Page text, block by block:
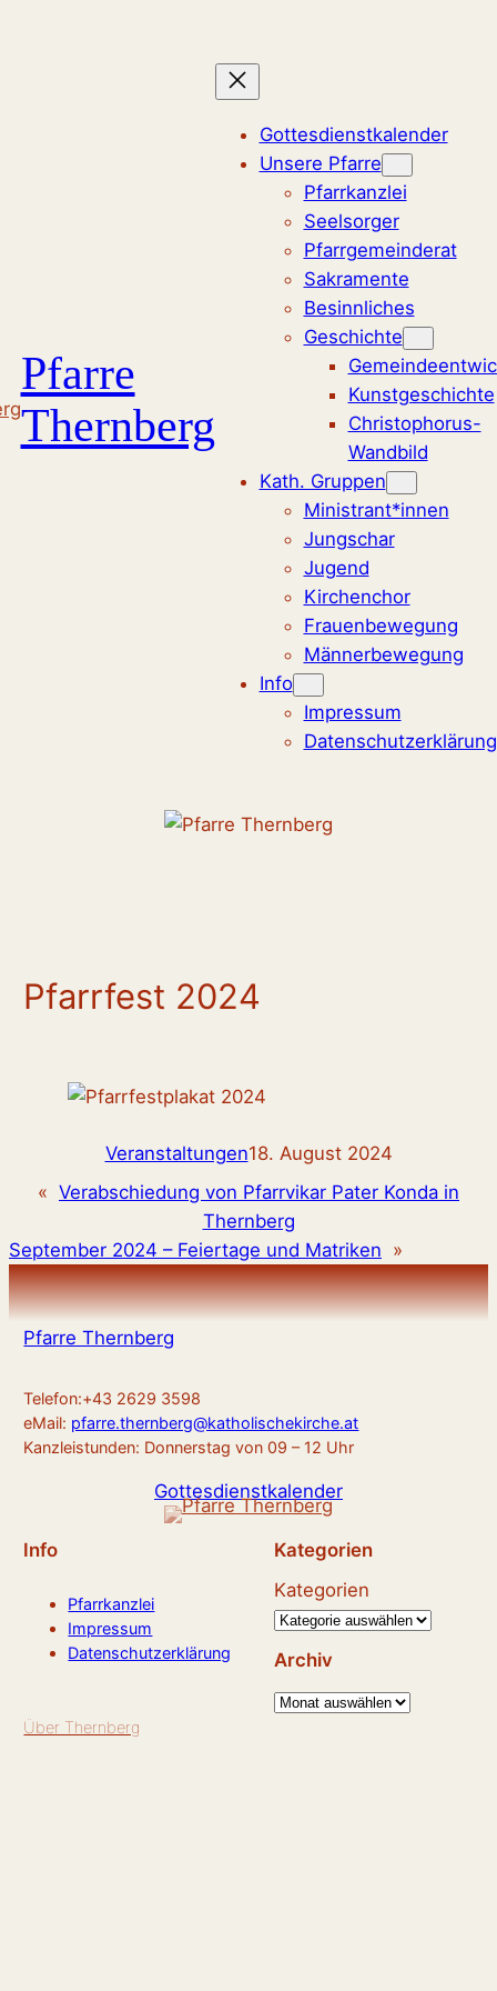
Pfarre
Thernberg
Gottesdienstkalender
Unsere Pfarre
Pfarrkanzlei
Seelsorger
Pfarrgemeinderat
Sakramente
Besinnliches
Geschichte
Kunstgeschichte
Christophorus-
Wandbild
Kath. Gruppen
Ministrant*innen
Jungschar
Jugend
Kirchenchor
Frauenbewegung
Männerbewegung
Info
Impressum
Datenschutzerklärung
Pfarrfest 2024
Veranstaltungen18. August 2024
« Verabschiedung von Pfarrvikar Pater Konda in
Thernberg
September 2024 – Feiertage und Matriken »
Pfarre Thernberg
Telefon:+43 2629 3598
eMail: pfarre.thernberg@katholischekirche.at
Kanzleistunden: Donnerstag von 09 – 12 Uhr
Gottesdienstkalender
Info
Pfarrkanzlei
Impressum
Datenschutzerklärung
Kategorien
Kategorien
Archiv
A
Über Thernberg